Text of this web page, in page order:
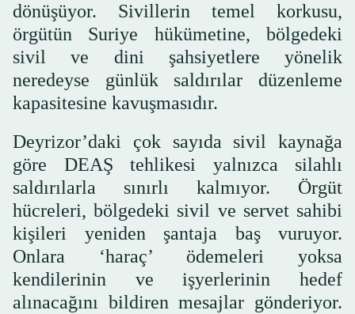
dönüşüyor. Sivillerin temel korkusu,
örgütün Suriye hükümetine, bölgedeki
sivil ve dini şahsiyetlere yönelik
neredeyse günlük saldırılar düzenleme
kapasitesine kavuşmasıdır.
Deyrizor’daki çok sayıda sivil kaynağa
göre DEAŞ tehlikesi yalnızca silahlı
saldırılarla sınırlı kalmıyor. Örgüt
hücreleri, bölgedeki sivil ve servet sahibi
kişileri yeniden şantaja baş vuruyor.
Onlara ‘haraç’ ödemeleri yoksa
kendilerinin ve işyerlerinin hedef
alınacağını bildiren mesajlar gönderiyor.